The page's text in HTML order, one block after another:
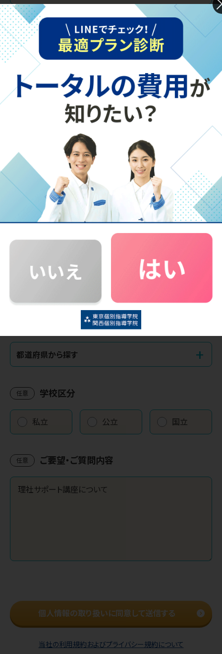
※本日現在の学年をご選択ください
必須 お子さまとの関係
メールアドレス （半角英数字）
電話番号 （半角数字）
ご希望の教室
現在の位置情報から探す
都道府県から探す
+
任意 学校区分
私立 公立 国立
任意 ご要望・ご質問内容
個人情報の取り扱いに同意して送信する
当社の利用規約およびプライバシー規約について